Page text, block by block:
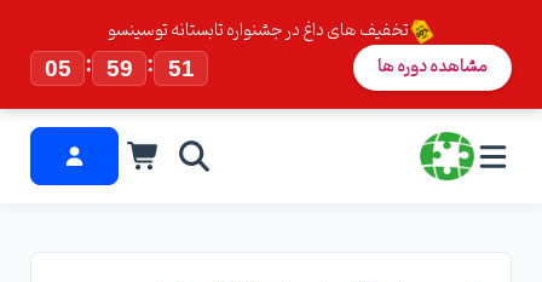
تخفیف های داغ در جشنواره تابستانه توسینسو
05
: 59 : 49 مشاهده دوره ها